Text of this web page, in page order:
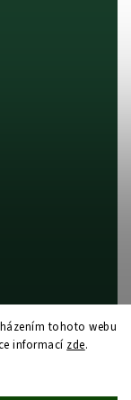
tohoto webu
informací zde.